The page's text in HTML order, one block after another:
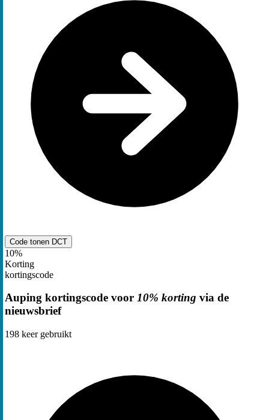
Code tonen DCT
10%
Korting
kortingscode
Auping kortingscode voor 10% korting via de
nieuwsbrief
198 keer gebruikt